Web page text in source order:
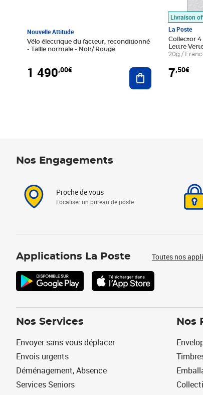
Nouvelle Attitude
Vélo électrique du facteur, reconditionné
- Taille normale - Noir/ Rouge
1 490,00€ Ajouter au panier
Livraison
La Poste
Collector 4
Lettre
20g /
7,50€
Nos Engagements
Proche de vous
Localiser un bureau de poste
Applications La Poste Toutes nos
Nos Services
Envoyer sans vous déplacer
Envois urgents
Déménagement, Absence
Services Seniors
Nos